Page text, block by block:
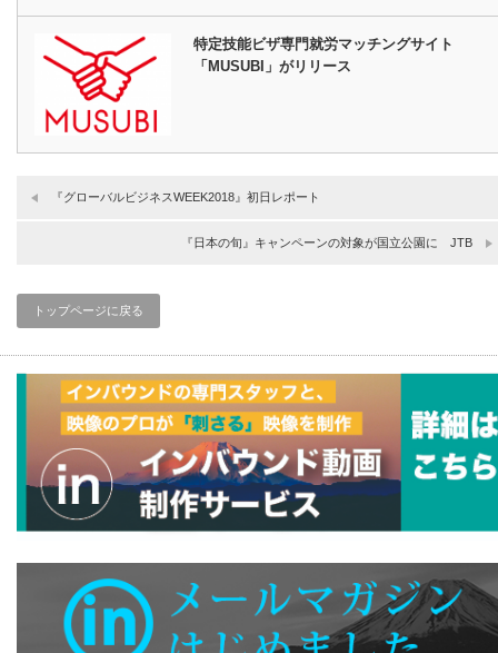
特定技能ビザ専門就労マッチングサイト
「MUSUBI」がリリース
『グローバルビジネスWEEK2018』初日レポート
『日本の旬』キャンペーンの対象が国立公園に JTB
トップページに戻る